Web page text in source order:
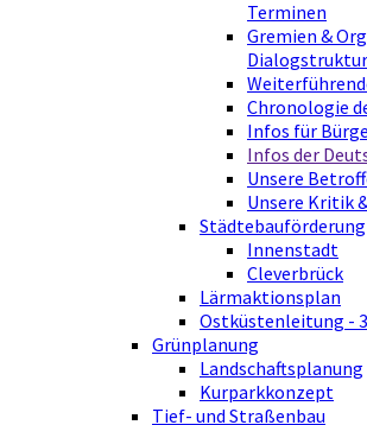
Terminen
Gremien &
Dialogstruktur
Chronologie
Infos für
Infos der
Unsere
Unsere Kritik
Städtebauförderung
Innenstadt
Cleverbrück
Lärmaktionsplan
Ostküstenleitung -
Grünplanung
Landschaftsplanung
Kurparkkonzept
Tief- und Straßenbau